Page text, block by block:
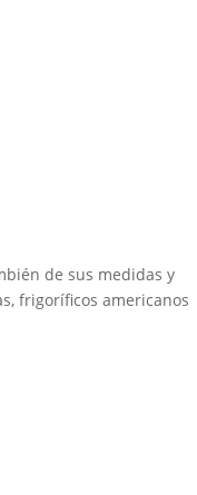
de sus medidas y
frigoríficos americanos